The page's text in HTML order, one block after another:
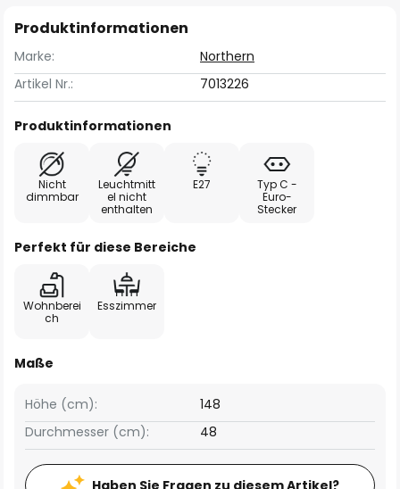
Produktinformationen
Marke:
Northern
Artikel Nr.:
7013226
Produktinformationen
Nicht
dimmbar
Leuchtmitt
el nicht
enthalten
E27
Typ C -
Euro-
Stecker
Perfekt für diese Bereiche
Wohnberei
ch
Esszimmer
Maße
Höhe (cm):
148
Durchmesser (cm):
48
Haben Sie Fragen zu diesem Artikel?